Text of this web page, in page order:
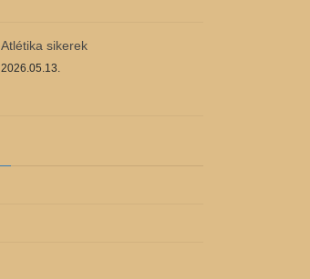
Atlétika sikerek
2026.05.13.